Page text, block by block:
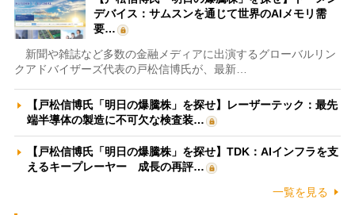
デバイス：サムスンを通じて世界のAIメモリ需
要…
新聞や雑誌など多数の金融メディアに出演するグローバルリン
クアドバイザーズ代表の戸松信博氏が、最新…
【戸松信博氏「明日の爆騰株」を探せ】レーザーテック：最先
端半導体の製造に不可欠な検査装…
【戸松信博氏「明日の爆騰株」を探せ】TDK：AIインフラを支
えるキープレーヤー 成長の再評…
一覧を見る